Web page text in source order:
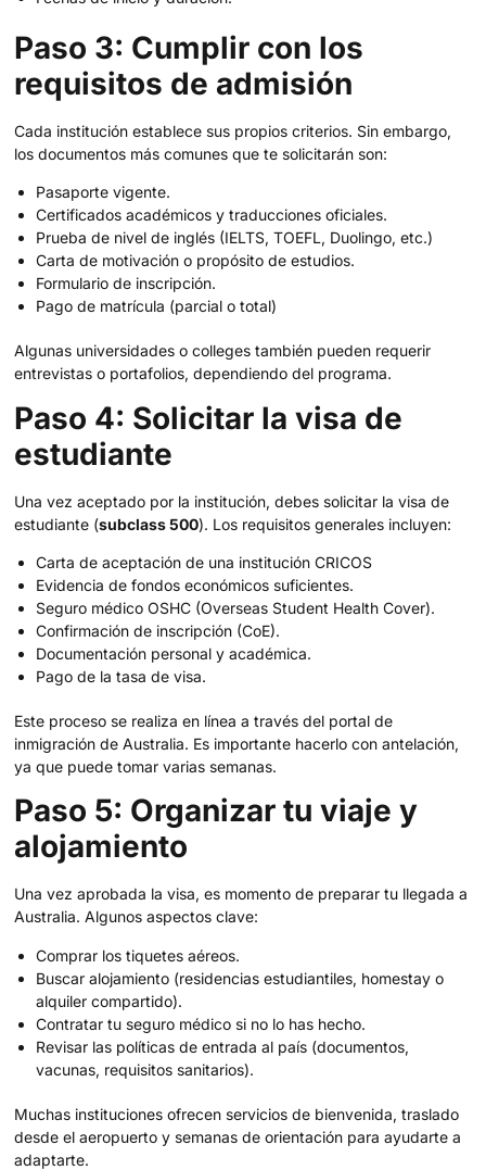
Paso 3: Cumplir con los
requisitos de admisión
Cada institución establece sus propios criterios. Sin embargo,
los documentos más comunes que te solicitarán son:
Pasaporte vigente.
Certificados académicos y traducciones oficiales.
Prueba de nivel de inglés (IELTS, TOEFL, Duolingo, etc.)
Carta de motivación o propósito de estudios.
Formulario de inscripción.
Pago de matrícula (parcial o total)
Algunas universidades o colleges también pueden requerir
entrevistas o portafolios, dependiendo del programa.
Paso 4: Solicitar la visa de
estudiante
Una vez aceptado por la institución, debes solicitar la visa de
estudiante (subclass 500). Los requisitos generales incluyen:
Carta de aceptación de una institución CRICOS
Evidencia de fondos económicos suficientes.
Seguro médico OSHC (Overseas Student Health Cover).
Confirmación de inscripción (CoE).
Documentación personal y académica.
Pago de la tasa de visa.
Este proceso se realiza en línea a través del portal de
inmigración de Australia. Es importante hacerlo con antelación,
ya que puede tomar varias semanas.
Paso 5: Organizar tu viaje y
alojamiento
Una vez aprobada la visa, es momento de preparar tu llegada a
Australia. Algunos aspectos clave:
Comprar los tiquetes aéreos.
Buscar alojamiento (residencias estudiantiles, homestay o
alquiler compartido).
Contratar tu seguro médico si no lo has hecho.
Revisar las políticas de entrada al país (documentos,
vacunas, requisitos sanitarios).
Muchas instituciones ofrecen servicios de bienvenida, traslado
desde el aeropuerto y semanas de orientación para ayudarte a
adaptarte.